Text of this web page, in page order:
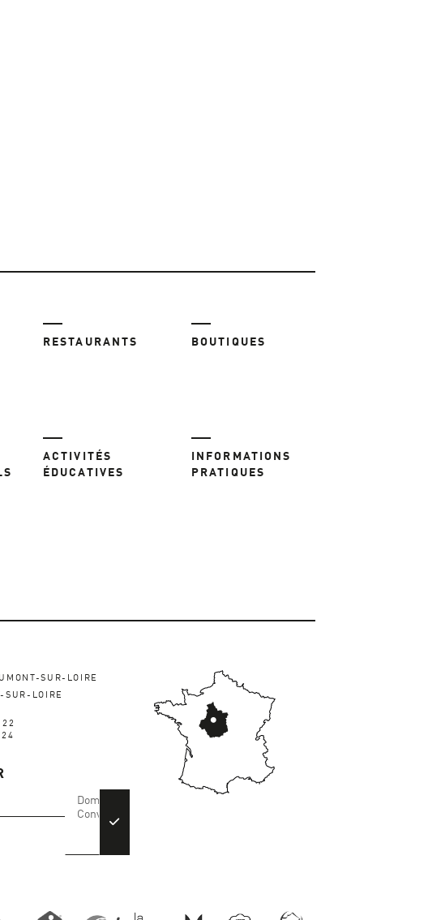
RESTAURANTS BOUTIQUES
ACTIVITÉS
ÉDUCATIVES
INFORMATIONS
PRATIQUES
SUR-LOIRE
SUR-LOIRE